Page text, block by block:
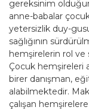
gereksinim
anne-babalar
yetersizlik duy-
sağlığının
hemşirelerin rol ve
Çocuk hemşireleri
birer danışman,
alabilmektedir.
çalışan